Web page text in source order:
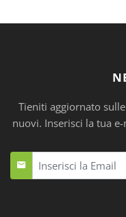
Tieniti aggiornato
nuovi. Inserisci la tua